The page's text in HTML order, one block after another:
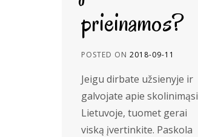
prieinamos?
POSTED ON 2018-09-11
Jeigu dirbate užsienyje ir
galvojate apie skolinimąsi
Lietuvoje, tuomet gerai
viską įvertinkite. Paskola